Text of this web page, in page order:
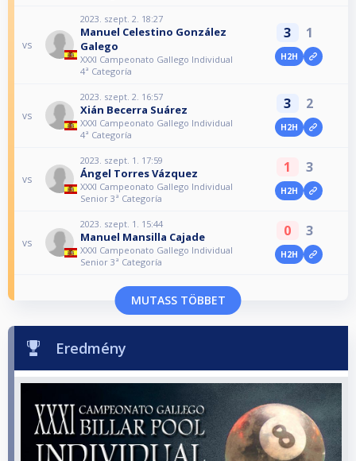
vs
2023. szept. 2. 18:27
Manuel Celestino González
Galego
XXXI Campeonato Gallego Individual
4ª Categoría
3 1
H2H
vs
2023. szept. 2. 16:57
Xián Becerra Suárez
XXXI Campeonato Gallego Individual
4ª Categoría
3 2
H2H
vs
2023. szept. 1. 17:59
Ángel Torres Vázquez
XXXI Campeonato Gallego Individual
Senior 3ª Categoría
1 3
H2H
vs
2023. szept. 1. 15:44
Manuel Mansilla Cajade
XXXI Campeonato Gallego Individual
Senior 3ª Categoría
0 3
H2H
MUTASS TÖBBET
Eredmény